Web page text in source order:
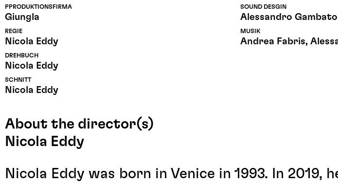
PPRODUKTIONSFIRMA
Giungla
REGIE
Nicola Eddy
DREHBUCH
Nicola Eddy
SCHNITT
Nicola Eddy
SOUND DESGIN
Alessandro Gambato
MUSIK
Andrea Fabris,
About the director(s)
Nicola Eddy
Nicola Eddy was born in Venice in 1993. In 2019,